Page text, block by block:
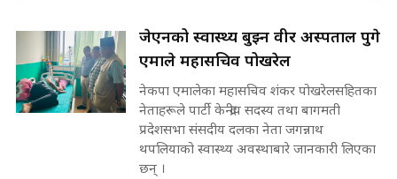
SIDHAKURA ||
कहिले बन्ला चक्रपथ ? विस्तार कार्यमा
किन भइरहेछ ढिलाइ ?The Ring Road
Expansion Dilemma |
SIDHAKURA |
मन्त्री र पूर्व मन्त्रीको ७८ लाख घुस डिलको
अडियो | FULL AUDIO |
SIDHAKURA |
मन्त्री राजकुमारलाई घुस दिने विचौलीया
पूर्व मन्त्री रञ्जिता || SIDHAKURA
जेएनको स्वास्थ्य बुझ्न वीर अस्पताल पुगे
एमाले महासचिव पोखरेल
नेकपा एमालेका महासचिव शंकर पोखरेलसहितका
नेताहरूले पार्टी केन्द्रीय सदस्य तथा बागमती
प्रदेशसभा संसदीय दलका नेता जगन्नाथ
थपलियाको स्वास्थ्य अवस्थाबारे जानकारी लिएका
छन् ।